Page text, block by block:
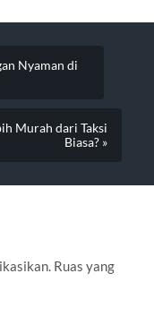
Nyaman di
Murah dari Taksi
Biasa? »
Ruas yang